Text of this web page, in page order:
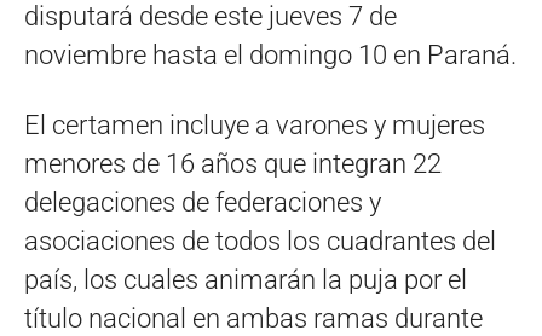
disputará desde este jueves 7 de
noviembre hasta el domingo 10 en Paraná.
El certamen incluye a varones y mujeres
menores de 16 años que integran 22
delegaciones de federaciones y
asociaciones de todos los cuadrantes del
país, los cuales animarán la puja por el
título nacional en ambas ramas durante